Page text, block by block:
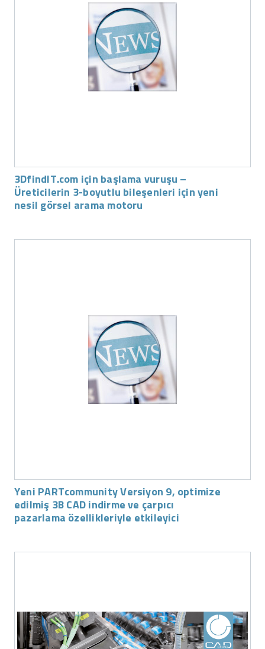
3DfindIT.com için başlama vuruşu –
Üreticilerin 3-boyutlu bileşenleri için yeni
nesil görsel arama motoru
Yeni PARTcommunity Versiyon 9, optimize
edilmiş 3B CAD indirme ve çarpıcı
pazarlama özellikleriyle etkileyici